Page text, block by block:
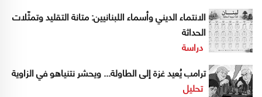
الانتماء الديني وأسماء اللبنانيين: متانة التقليد وتمثّلات
الحداثة
دراسة
ترامب يُعيد غزة إلى الطاولة... ويحشر نتنياهو في الزاوية
تحليل